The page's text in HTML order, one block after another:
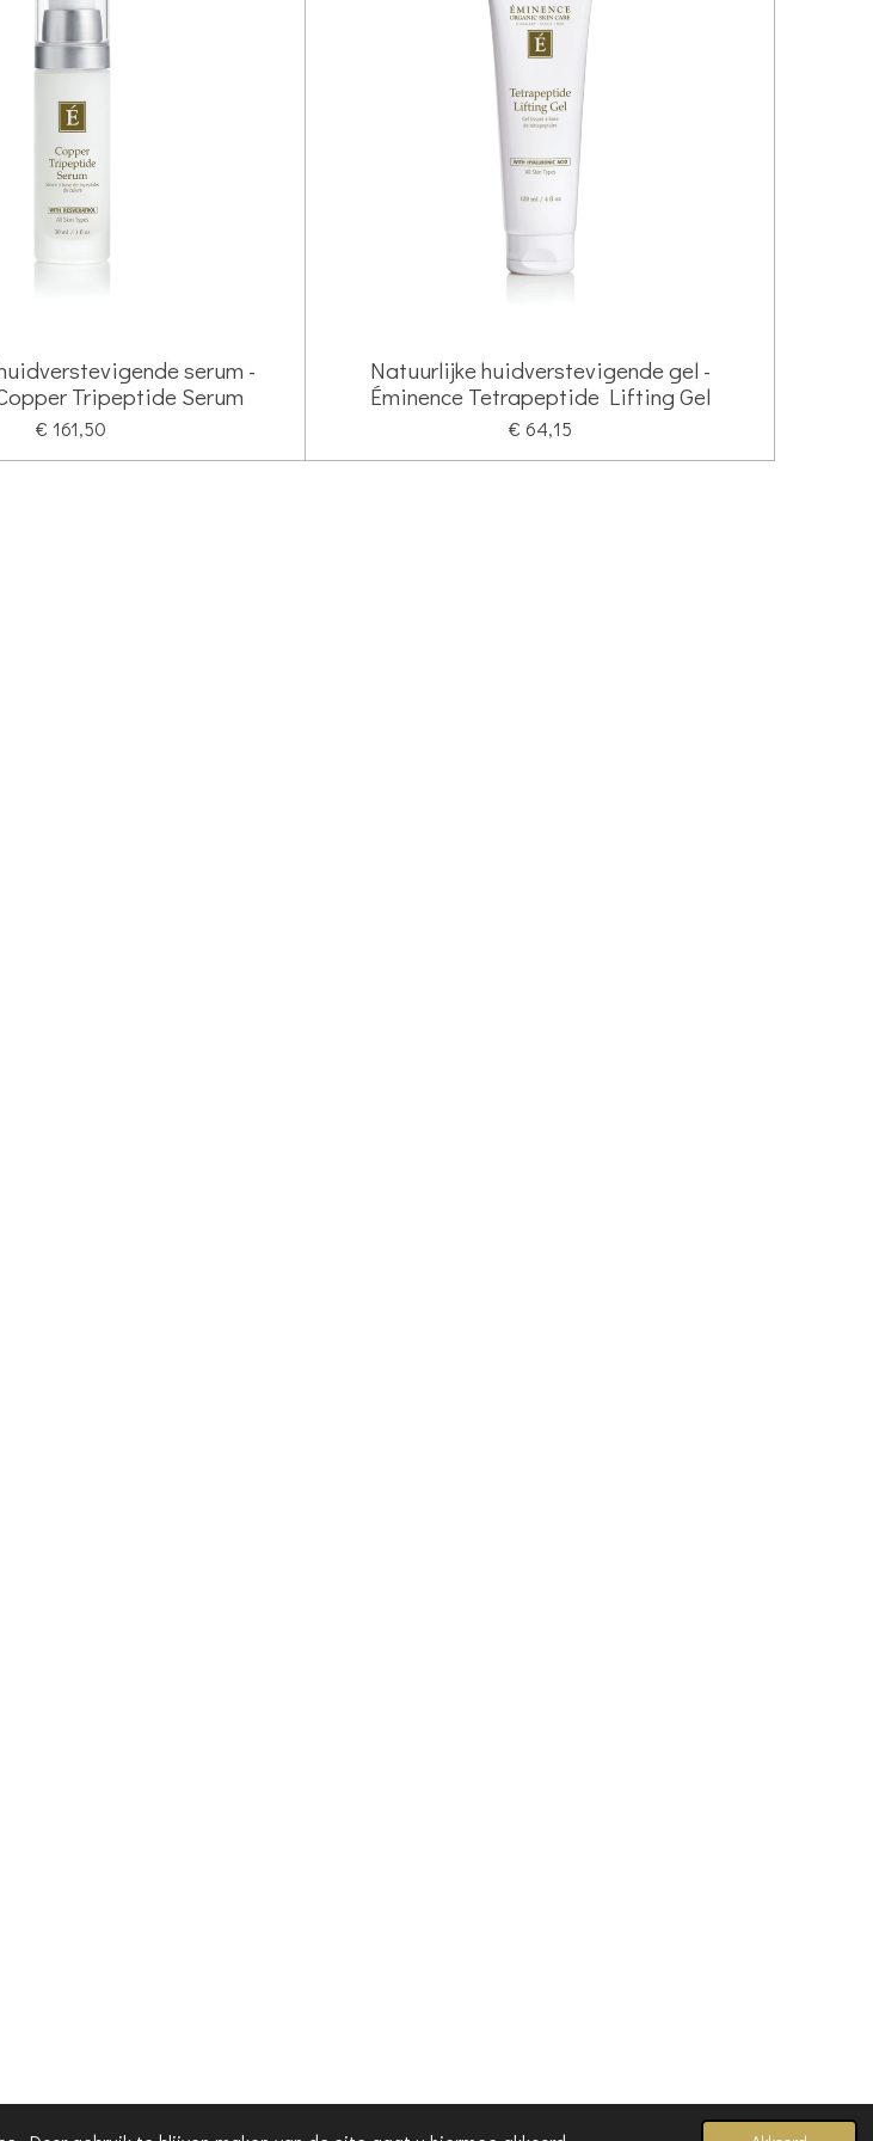
serum -
Tripeptide Serum
€ 161,50
Natuurlijke huidverstevigende gel -
Éminence Tetrapeptide Lifting Gel
€ 64,15